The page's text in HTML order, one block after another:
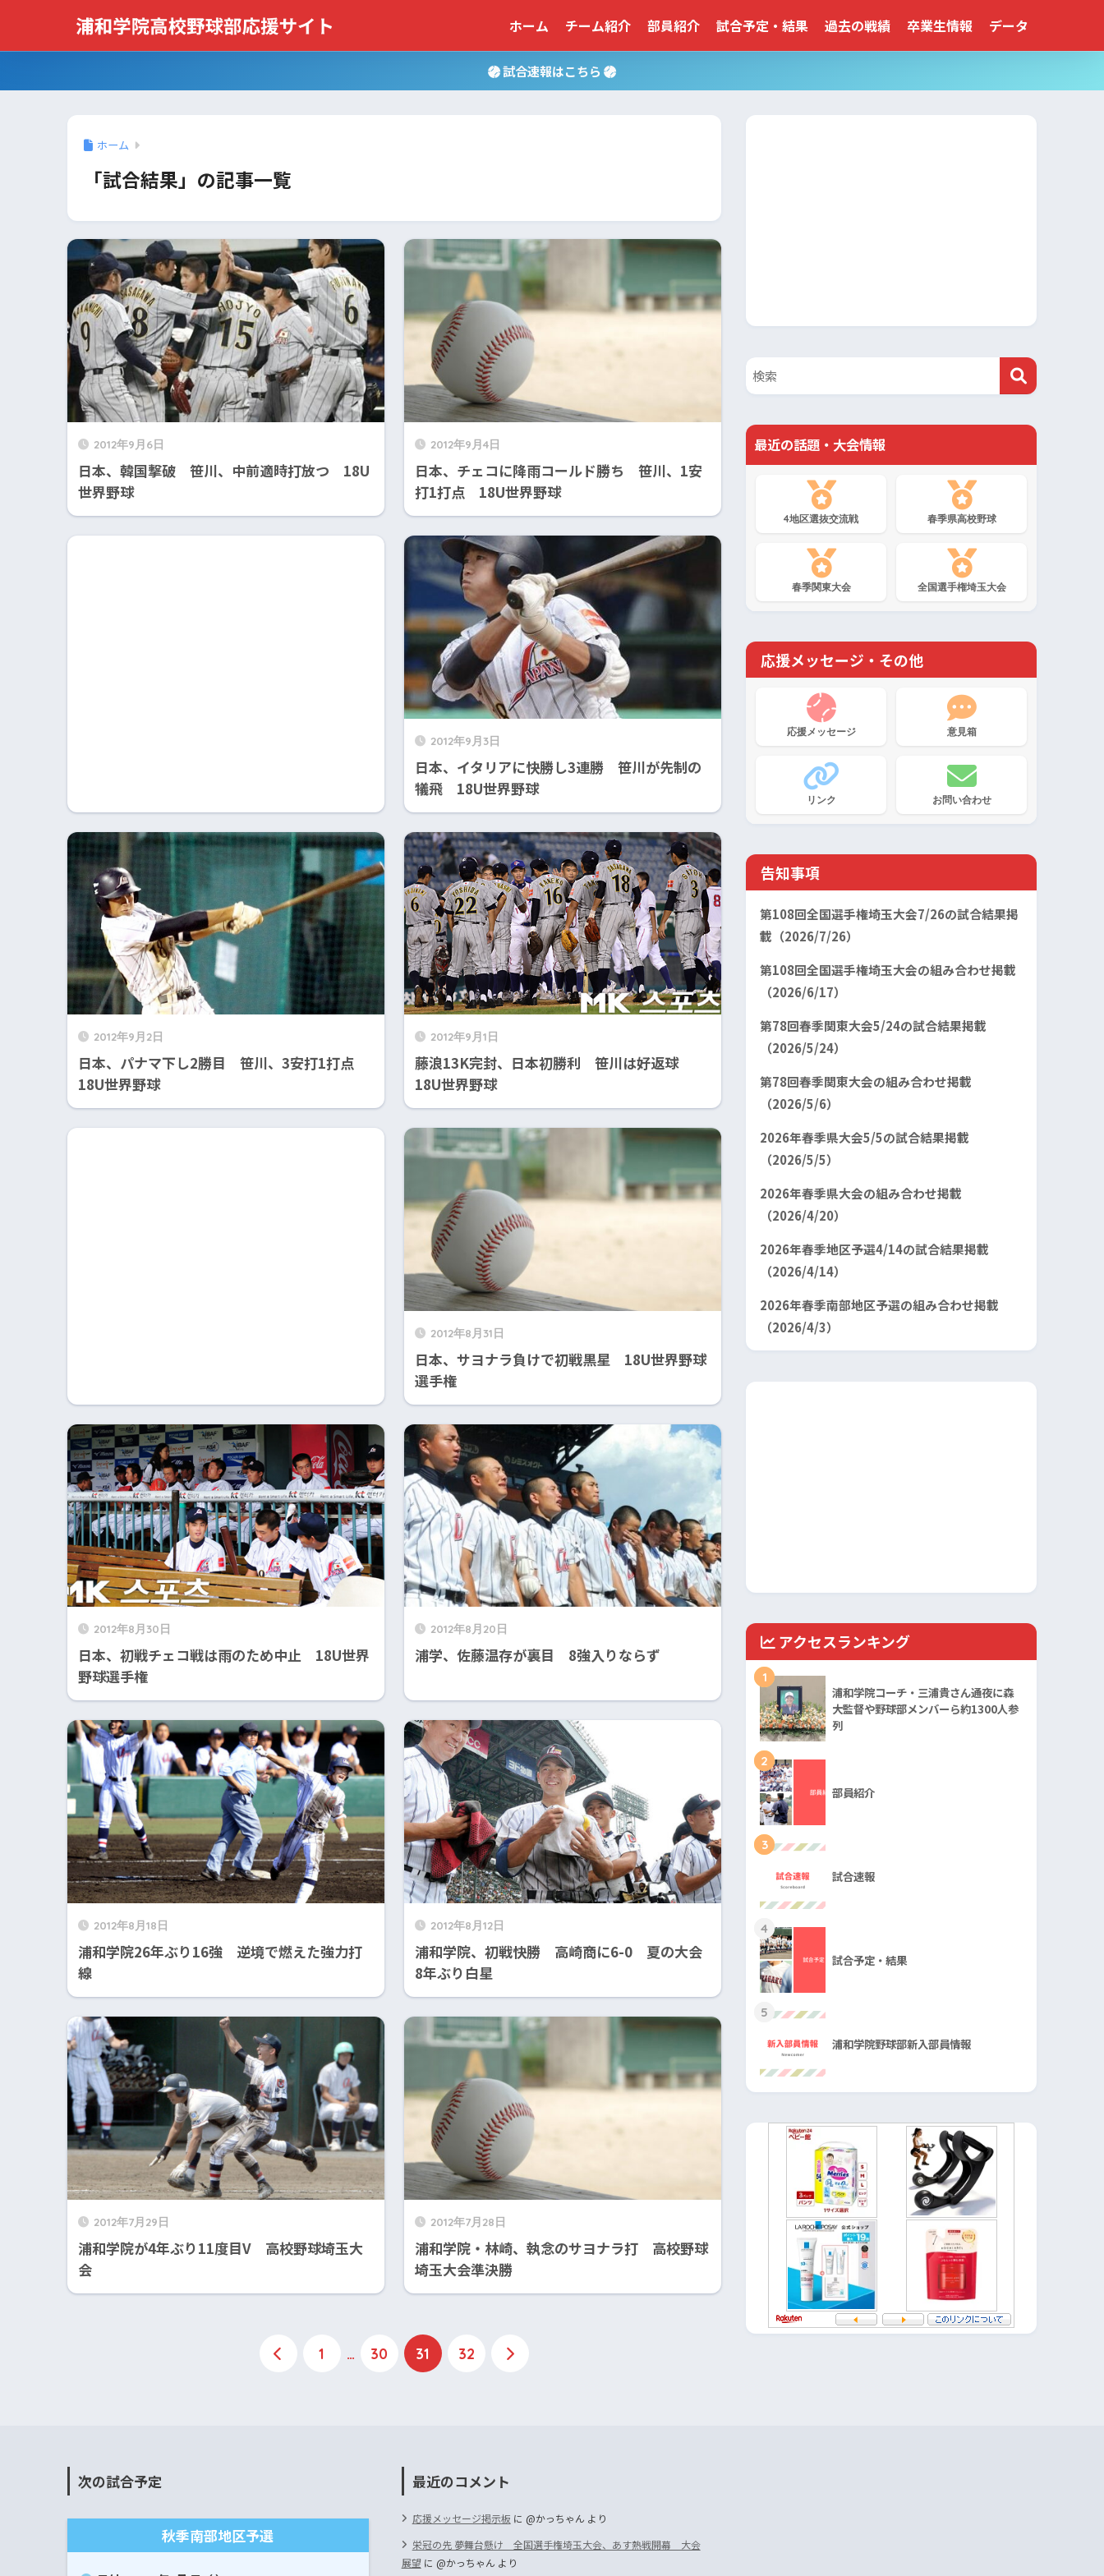
ホーム チーム紹介 部員紹介 試合予定・結果 過去の戦績 卒業生情報 データ
試合速報はこちら
ホーム
「試合結果」の記事一覧
2012年9月6日
日本、韓国撃破 笹川、中前適時打放つ 18U
世界野球
2012年9月4日
日本、チェコに降雨コールド勝ち 笹川、1安
打1打点 18U世界野球
2012年9月3日
日本、イタリアに快勝し3連勝 笹川が先制の
犠飛 18U世界野球
2012年9月2日
日本、パナマ下し2勝目 笹川、3安打1打点
18U世界野球
2012年9月1日
藤浪13K完封、日本初勝利 笹川は好返球
18U世界野球
2012年8月31日
日本、サヨナラ負けで初戦黒星 18U世界野球
選手権
2012年8月30日
日本、初戦チェコ戦は雨のため中止 18U世界
野球選手権
2012年8月20日
浦学、佐藤温存が裏目 8強入りならず
2012年8月18日
浦和学院26年ぶり16強 逆境で燃えた強力打
線
2012年8月12日
浦和学院、初戦快勝 高崎商に6-0 夏の大会
8年ぶり白星
2012年7月29日
浦和学院が4年ぶり11度目V 高校野球埼玉大
会
2012年7月28日
浦和学院・林崎、執念のサヨナラ打 高校野球
埼玉大会準決勝
1 … 30 31 32
最近の話題・大会情報
4地区選抜交流戦 春季県高校野球
春季関東大会 全国選手権埼玉大会
応援メッセージ・その他
応援メッセージ 意見箱
リンク お問い合わせ
告知事項
第108回全国選手権埼玉大会7/26の試合結果掲
載（2026/7/26）
第108回全国選手権埼玉大会の組み合わせ掲載
（2026/6/17）
第78回春季関東大会5/24の試合結果掲載
（2026/5/24）
第78回春季関東大会の組み合わせ掲載
（2026/5/6）
2026年春季県大会5/5の試合結果掲載
（2026/5/5）
2026年春季県大会の組み合わせ掲載
（2026/4/20）
2026年春季地区予選4/14の試合結果掲載
（2026/4/14）
2026年春季南部地区予選の組み合わせ掲載
（2026/4/3）
アクセスランキング
1
浦和学院コーチ・三浦貴さん通夜に森
大監督や野球部メンバーら約1300人参
列
2
部員紹介
3
試合速報
4
試合予定・結果
5
浦和学院野球部新入部員情報
次の試合予定
秋季南部地区予選
最近のコメント
応援メッセージ掲示板 に @かっちゃん より
栄冠の先 夢舞台懸け 全国選手権埼玉大会、あす熱戦開幕 大会
展望 に @かっちゃん より